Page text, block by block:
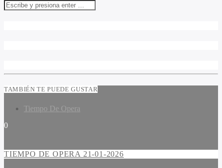
TAMBIÉN TE PUEDE GUSTAR
Tiempo De Opera
0
TIEMPO DE OPERA 21-01-2026